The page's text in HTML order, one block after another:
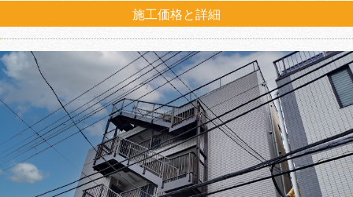
施工価格と詳細